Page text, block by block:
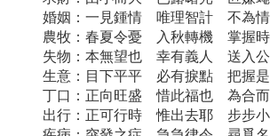
婚姻：一見鍾情 唯理智計 不為
農牧：春夏令憂 入秋轉機 掌握
失物：本無望也 幸有義人 送入
生意：目下平平 必有捩點 把握
丁口：正向旺盛 惜此福也 為合
出行：正可行時 惟出去耶 步步